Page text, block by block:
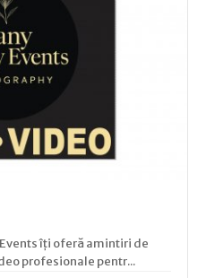
Events îți oferă amintiri de
profesionale pentr...